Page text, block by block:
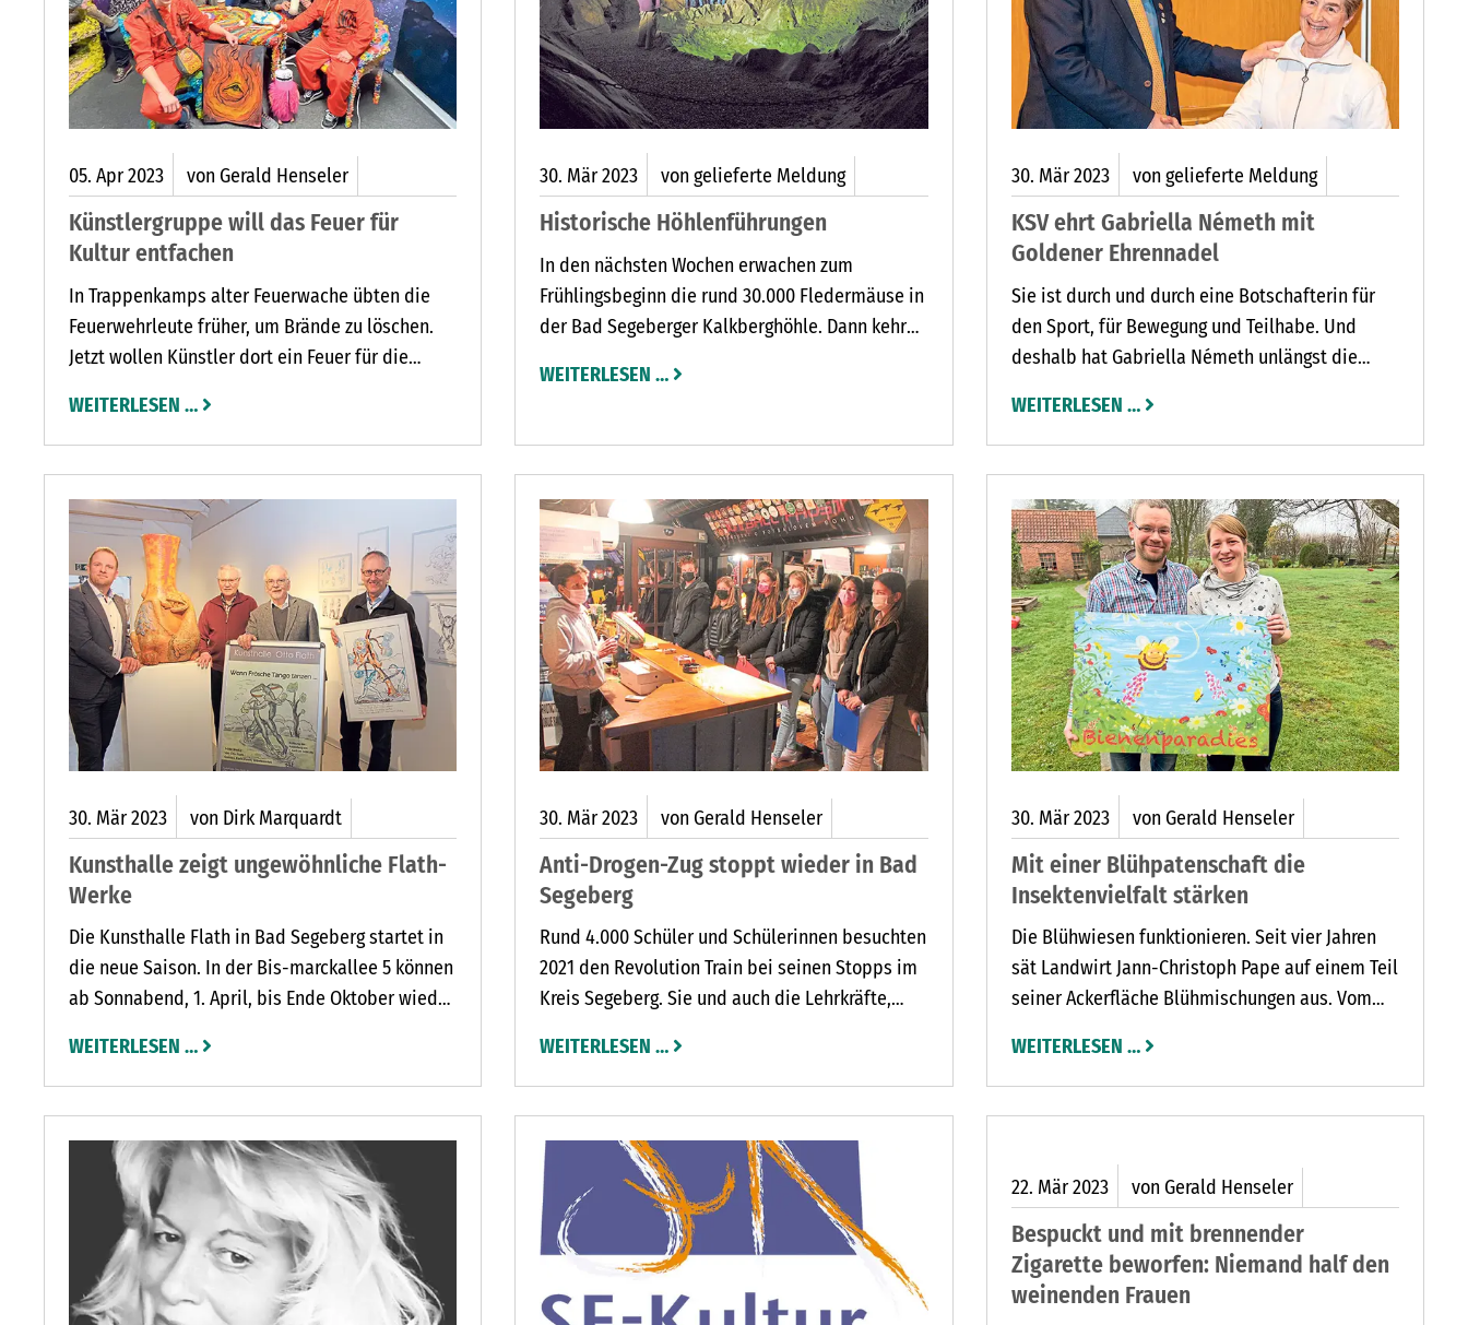
05. Apr2023 von Gerald Henseler
Künstlergruppe will das Feuer für
Kultur entfachen
In Trappenkamps alter Feuerwache übten die
Feuerwehrleute früher, um Brände zu löschen.
Jetzt wollen Künstler dort ein Feuer für die
lädt die Künstlergruppe Lichtschwimmer an
zwei Wochenenden zu einem Kulturfestival ein.
WEITERLESEN …
30. Mär2023 von gelieferte Meldung
Historische Höhlenführungen
In den nächsten Wochen erwachen zum
Frühlingsbeginn die rund 30.000 Fledermäuse in
der Bad Segeberger Kalkberghöhle. Dann kehren
den kräfteraubenden Wintermonaten Insekten
um die Kalkberg-höhle wieder für die
öffentlichen Führungen zu öffnen.
WEITERLESEN …
30. Mär2023 von gelieferte Meldung
KSV ehrt Gabriella Németh mit
Goldener Ehrennadel
Sie ist durch und durch eine Botschafterin für
den Sport, für Bewegung und Teilhabe. Und
deshalb hat Gabriella Németh unlängst die
erhalten.
WEITERLESEN …
30. Mär2023 von Dirk Marquardt
Kunsthalle zeigt ungewöhnliche Flath-
Werke
Die Kunsthalle Flath in Bad Segeberg startet in
die neue Saison. In der Bis-marckallee 5 können
ab Sonnabend, 1. April, bis Ende Oktober wieder
besichtigt werden.
WEITERLESEN …
30. Mär2023 von Gerald Henseler
Anti-Drogen-Zug stoppt wieder in Bad
Segeberg
Rund 4.000 Schüler und Schülerinnen besuchten
2021 den Revolution Train bei seinen Stopps im
Kreis Segeberg. Sie und auch die Lehrkräfte,
Präventionsprojekt begeistert. Für die
Veranstalter von der Kreisverkehrswacht
Segeberg und dem Kriminalpräventiven Rat
Norderstedt steht daher fest, der Revolution
Train soll zu einer festen Einrichtung werden.
WEITERLESEN …
30. Mär2023 von Gerald Henseler
Mit einer Blühpatenschaft die
Insektenvielfalt stärken
Die Blühwiesen funktionieren. Seit vier Jahren
sät Landwirt Jann-Christoph Pape auf einem Teil
seiner Ackerfläche Blühmischungen aus. Vom
reichlich Nahrung. Das wirkt sich auch auf die
Vogelwelt aus. „Wir hatten im vergangenen Jahr
Schwärme von Stieglitzen hier“, berichtet Jann-
WEITERLESEN …
22. Mär2023 von Gerald Henseler
Bespuckt und mit brennender
Zigarette beworfen: Niemand half den
weinenden Frauen
UND MIT BRENNENDER ZIGARETTE BEWORFEN: NIEMAND HALF DEN WEINENDEN FRAUEN
AM KALKBERG
BREIT GEFÄCHERTES PROGRAMM MIT VIEL MUSIK